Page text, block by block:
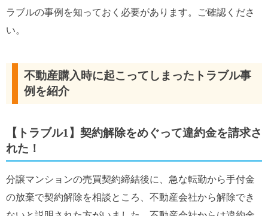
ラブルの事例を知っておく必要があります。ご確認くださ
い。
不動産購入時に起こってしまったトラブル事
例を紹介
【トラブル1】契約解除をめぐって違約金を請求さ
れた！
分譲マンションの売買契約締結後に、急な転勤から手付金
の放棄で契約解除を相談ところ、不動産会社から解除でき